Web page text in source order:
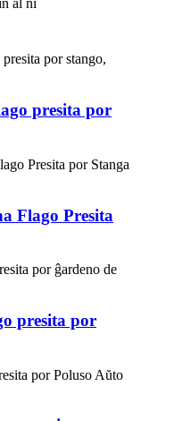
presita por
Flago Presita
presita por